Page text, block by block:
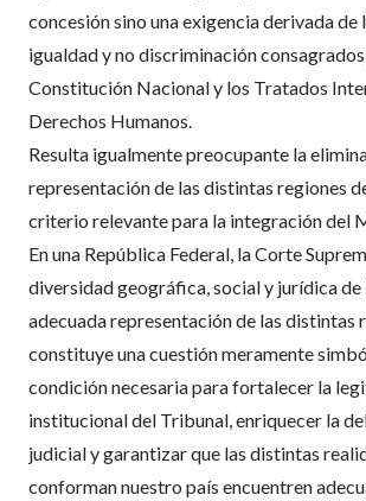
concesión sino una exigencia derivada
igualdad y no discriminación
Constitución Nacional y los Tratados
Derechos Humanos.
Resulta igualmente preocupante la
representación de las distintas regiones
criterio relevante para la integración del
En una República Federal, la Corte
diversidad geográfica, social y jurídica de
adecuada representación de las distintas
constituye una cuestión meramente
condición necesaria para fortalecer la
institucional del Tribunal, enriquecer la
judicial y garantizar que las distintas
conforman nuestro país encuentren